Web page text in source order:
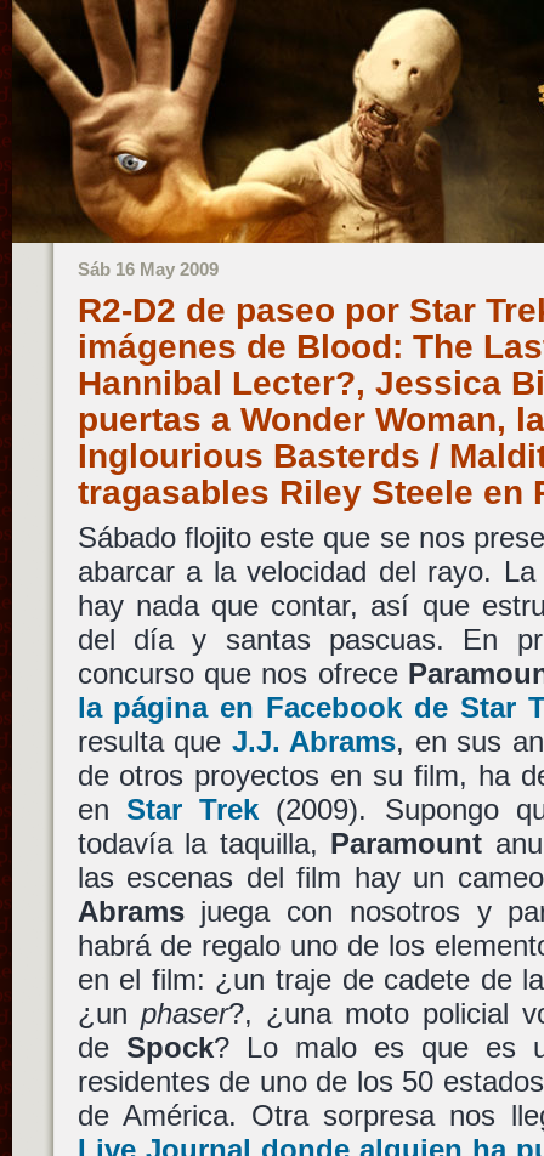
Sáb 16 May 2009
R2-D2 de paseo por Star
imágenes de Blood: The
Hannibal Lecter?, Jessica
puertas a Wonder Woman,
Inglourious Basterds /
tragasables Riley Steele en
Sábado flojito este que se nos
abarcar a la velocidad del rayo.
hay nada que contar, así que
del día y santas pascuas. En
concurso que nos ofrece
la página en Facebook de Star
resulta que J.J. Abrams, en sus
de otros proyectos en su film, ha
en Star Trek (2009). Supongo
todavía la taquilla, Paramount
las escenas del film hay un
Abramsjuega con nosotros y
habrá de regalo uno de los
en el film: ¿un traje de cadete de
¿un phaser?, ¿una moto policial
de Spock? Lo malo es que es
residentes de uno de los 50
de América. Otra sorpresa nos
Live Journal donde alguien ha